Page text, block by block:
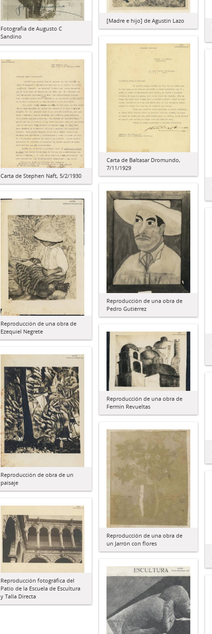
[Madre e hijo] de Agustín Lazo
Fotografía de Augusto C
Sandino
Carta de Baltasar Dromundo,
7/11/1929
Carta de Stephen Naft, 5/2/1930
Reproducción de una obra de
Pedro Gutiérrez
Reproducción de una obra de
Ezequiel Negrete
Reproducción de una obra de
Fermín Revueltas
Reproducción de obra de un
paisaje
Reproducción de una obra de
un Jarrón con flores
Reproducción fotográfica del
Patio de la Escuela de Escultura
y Talla Directa